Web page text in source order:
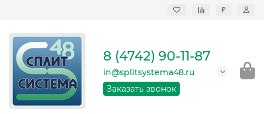
₽
кондиционеров в
области
График работы: 9:00 -
21:00 без перерыва и
8 (4742) 90-11-87
in@splitsystema48.ru
Заказать звонок